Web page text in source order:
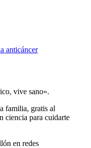
anticáncer
vive sano».
familia, gratis al
ciencia para cuidarte
en redes